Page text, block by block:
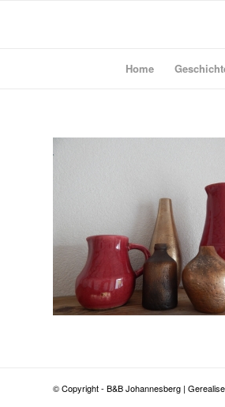
Home
© Copyright - B&B Johannesberg |